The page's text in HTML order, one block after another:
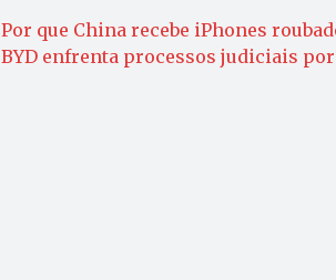
Por que China recebe iPhones
BYD enfrenta processos judiciais